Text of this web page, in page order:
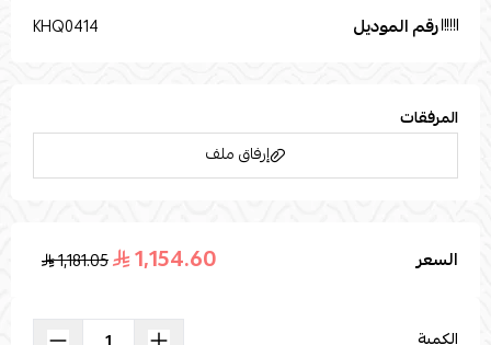
رقم الموديل KHQ0414
المرفقات
إرفاق ملف
اسحب و افلت الملف هنا
السعر 1,154.60
1,181.05
الكمية